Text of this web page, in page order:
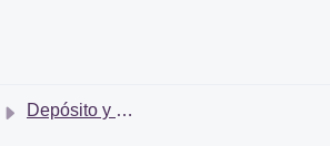
Depósito y Retiro de Cripto